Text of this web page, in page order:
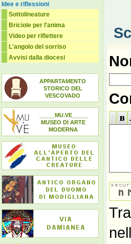
Idee e riflessioni
Sottolineature
Briciole per l'anima
Video per riflettere
L'angolo del sorriso
Avvisi dalla diocesi
APPARTAMENTO
STORICO DEL
VESCOVADO
_____MU.VE_____
MUSEO DI ARTE
MODERNA